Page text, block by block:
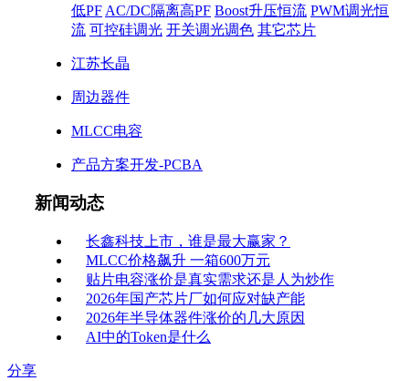
低PF AC/DC隔离高PF Boost升压恒流 PWM调光恒
流 可控硅调光 开关调光调色 其它芯片
江苏长晶
周边器件
MLCC电容
产品方案开发-PCBA
新闻动态
长鑫科技上市，谁是最大赢家？
MLCC价格飙升 一箱600万元
贴片电容涨价是真实需求还是人为炒作
2026年国产芯片厂如何应对缺产能
2026年半导体器件涨价的几大原因
AI中的Token是什么
分享